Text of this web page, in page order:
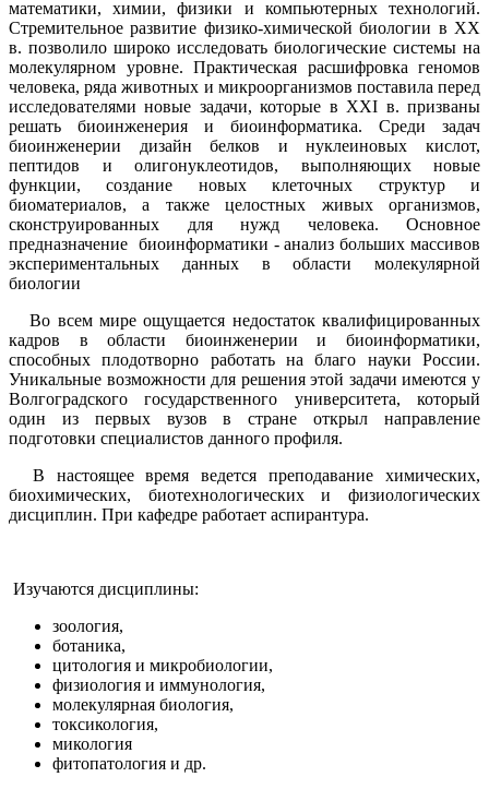
математики, химии, физики и компьютерных технологий.
Стремительное развитие физико-химической биологии в ХХ
в. позволило широко исследовать биологические системы на
молекулярном уровне. Практическая расшифровка геномов
человека, ряда животных и микроорганизмов поставила перед
исследователями новые задачи, которые в ХХI в. призваны
решать биоинженерия и биоинформатика. Среди задач
биоинженерии дизайн белков и нуклеиновых кислот,
пептидов и олигонуклеотидов, выполняющих новые
функции, создание новых клеточных структур и
биоматериалов, а также целостных живых организмов,
сконструированных для нужд человека. Основное
предназначение биоинформатики - анализ больших массивов
экспериментальных данных в области молекулярной
биологии
Во всем мире ощущается недостаток квалифицированных
кадров в области биоинженерии и биоинформатики,
способных плодотворно работать на благо науки России.
Уникальные возможности для решения этой задачи имеются у
Волгоградского государственного университета, который
один из первых вузов в стране открыл направление
подготовки специалистов данного профиля.
В настоящее время ведется преподавание химических,
биохимических, биотехнологических и физиологических
дисциплин. При кафедре работает аспирантура.
Изучаются дисциплины:
зоология,
ботаника,
цитология и микробиологии,
физиология и иммунология,
молекулярная биология,
токсикология,
микология
фитопатология и др.